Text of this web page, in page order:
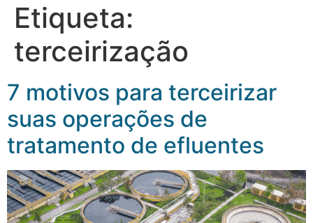
Etiqueta:
terceirização
7 motivos para terceirizar
suas operações de
tratamento de efluentes